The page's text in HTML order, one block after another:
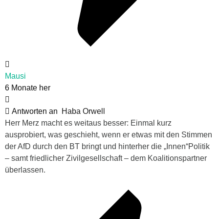
Mausi
6 Monate her
Antworten an
Haba Orwell
Herr Merz macht es weitaus besser: Einmal kurz
ausprobiert, was geschieht, wenn er etwas mit den Stimmen
der AfD durch den BT bringt und hinterher die „Innen“Politik
– samt friedlicher Zivilgesellschaft – dem Koalitionspartner
überlassen.